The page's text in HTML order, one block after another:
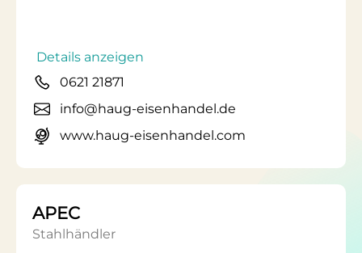
Details anzeigen
0621 21871
info@haug-eisenhandel.de
www.haug-eisenhandel.com
APEC
Stahlhändler